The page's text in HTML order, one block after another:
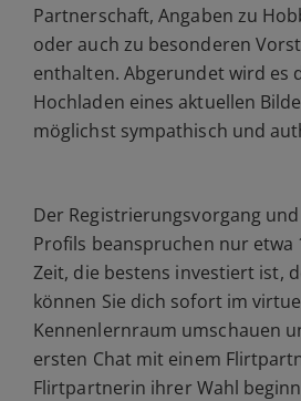
Partnerschaft, Angaben zu
oder auch zu besonderen
enthalten. Abgerundet wird es
Hochladen eines aktuellen
möglichst sympathisch und
Der Registrierungsvorgang
Profils beanspruchen nur etwa
Zeit, die bestens investiert ist,
können Sie dich sofort im
Kennenlernraum umschauen
ersten Chat mit einem
Flirtpartnerin ihrer Wahl